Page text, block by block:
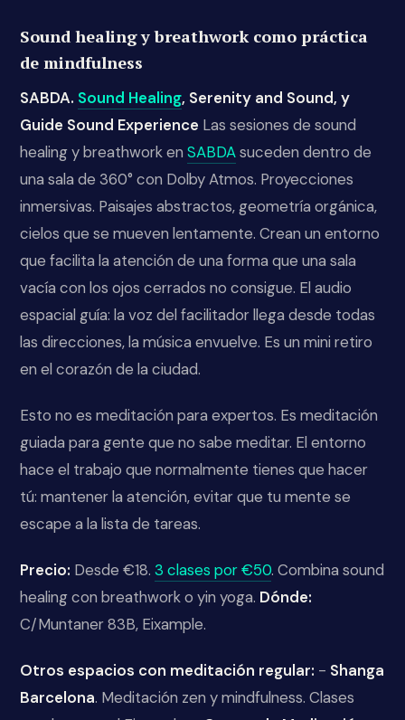
Sound healing y breathwork como práctica
de mindfulness
SABDA. Sound Healing, Serenity and Sound, y
Guide Sound Experience Las sesiones de sound
healing y breathwork en SABDAsuceden dentro de
una sala de 360° con Dolby Atmos. Proyecciones
inmersivas. Paisajes abstractos, geometría orgánica,
cielos que se mueven lentamente. Crean un entorno
que facilita la atención de una forma que una sala
vacía con los ojos cerrados no consigue. El audio
espacial guía: la voz del facilitador llega desde todas
las direcciones, la música envuelve. Es un mini retiro
en el corazón de la ciudad.
Esto no es meditación para expertos. Es meditación
guiada para gente que no sabe meditar. El entorno
hace el trabajo que normalmente tienes que hacer
tú: mantener la atención, evitar que tu mente se
escape a la lista de tareas.
Precio: Desde €18. 3 clases por €50. Combina sound
healing con breathwork o yin yoga. Dónde:
C/Muntaner 83B, Eixample.
Otros espacios con meditación regular: - Shanga
Barcelona. Meditación zen y mindfulness. Clases